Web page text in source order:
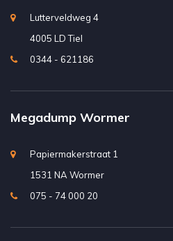
Lutterveldweg 4
4005 LD Tiel
0344 - 621186
Megadump Wormer
Papiermakerstraat 1
1531 NA Wormer
075 - 74 000 20